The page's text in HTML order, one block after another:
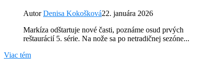
AutorDenisa Kokošková22. januára 2026
Markíza odštartuje nové časti, poznáme osud prvých
reštaurácií 5. série. Na nože sa po netradičnej sezóne...
Viac tém